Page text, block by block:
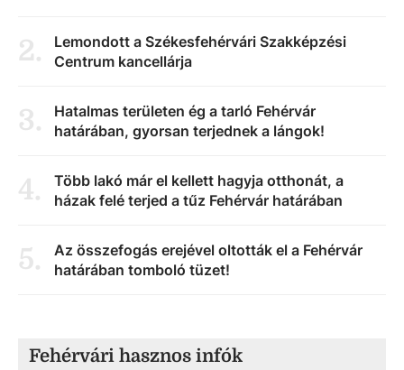
2.
Lemondott a Székesfehérvári Szakképzési
Centrum kancellárja
3.
Hatalmas területen ég a tarló Fehérvár
határában, gyorsan terjednek a lángok!
4.
Több lakó már el kellett hagyja otthonát, a
házak felé terjed a tűz Fehérvár határában
5.
Az összefogás erejével oltották el a Fehérvár
határában tomboló tüzet!
Fehérvári hasznos infók